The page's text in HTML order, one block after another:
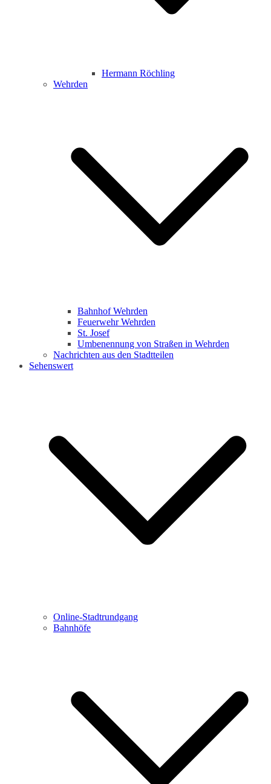
Hermann Röchling
Wehrden
Bahnhof Wehrden
Feuerwehr Wehrden
St. Josef
Umbenennung von Straßen in Wehrden
Nachrichten aus den Stadtteilen
Sehenswert
Online-Stadtrundgang
Bahnhöfe